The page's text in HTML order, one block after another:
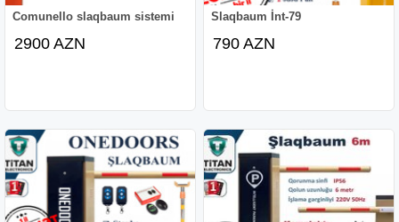
Comunello slaqbaum sistemi
2900 AZN
Slaqbaum İnt-79
790 AZN